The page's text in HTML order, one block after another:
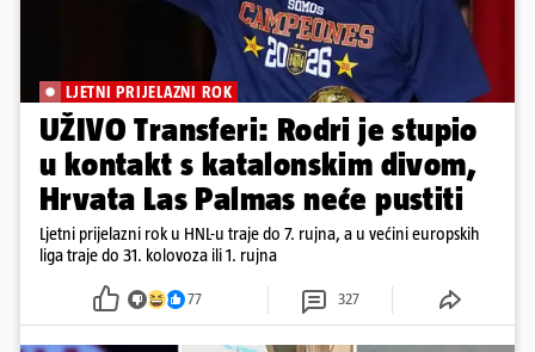
LJETNI PRIJELAZNI ROK
UŽIVO Transferi: Rodri je stupio
u kontakt s katalonskim divom,
Hrvata Las Palmas neće pustiti
Ljetni prijelazni rok u HNL-u traje do 7. rujna, a u većini europskih
liga traje do 31. kolovoza ili 1. rujna
77 327